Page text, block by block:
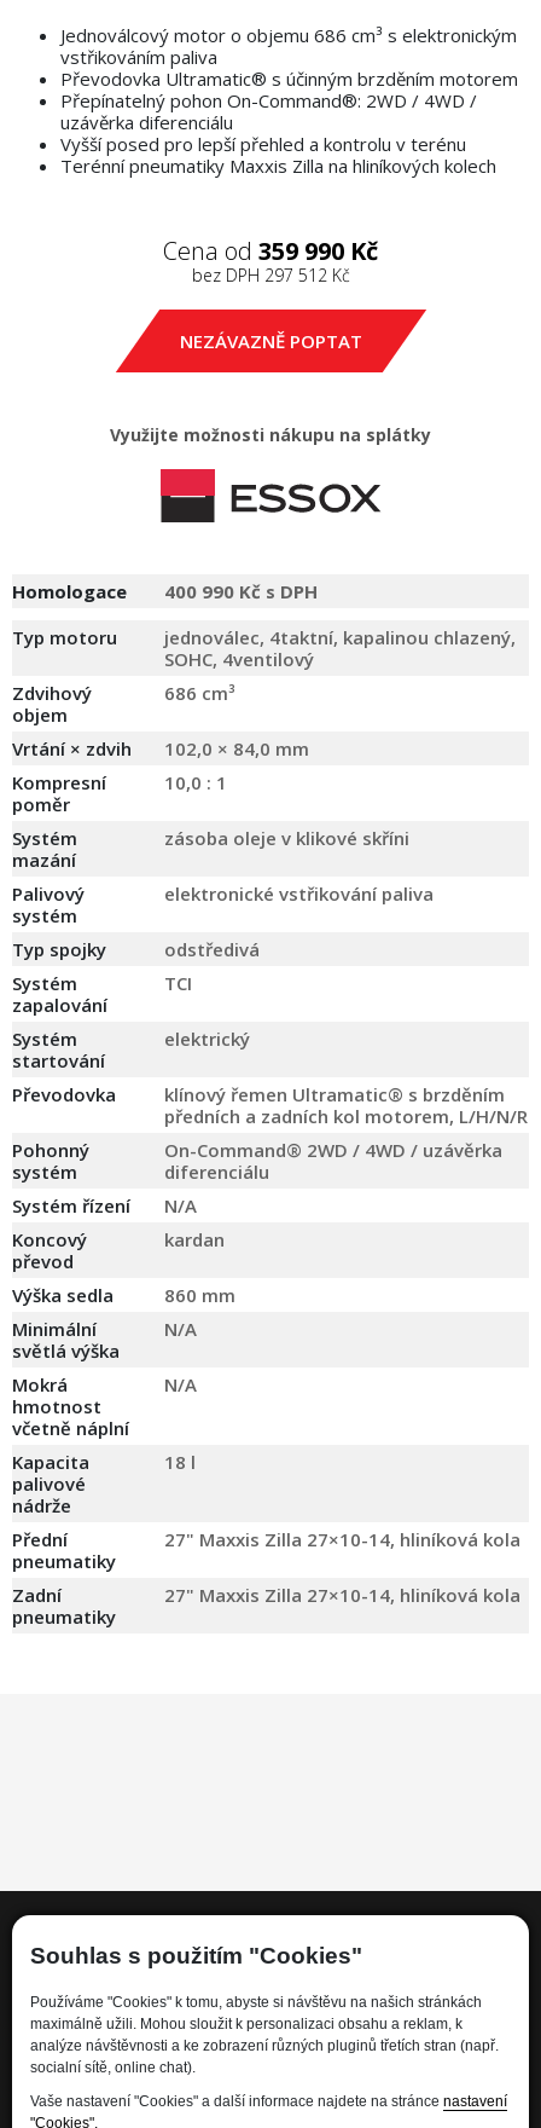
Souhlas s použitím "Cookies"
Používáme "Cookies" k tomu, abyste si návštěvu na našich stránkách
maximálně užili. Mohou sloužit k personalizaci obsahu a reklam, k
analýze návštěvnosti a ke zobrazení různých pluginů třetích stran (např.
socialní sítě, online chat).
Vaše nastavení "Cookies" a další informace najdete na stránce nastavení
"Cookies".
Jednoválcový motor o objemu 686 cm³ s elektronickým
vstřikováním paliva
Převodovka Ultramatic® s účinným brzděním motorem
Přepínatelný pohon On-Command®: 2WD / 4WD /
uzávěrka diferenciálu
Vyšší posed pro lepší přehled a kontrolu v terénu
Terénní pneumatiky Maxxis Zilla na hliníkových kolech
Cena od 359 990 Kč
bez DPH 297 512 Kč
NEZÁVAZNĚ POPTAT
Využijte možnosti nákupu na splátky
Homologace
400 990 Kč s DPH
Typ motoru
jednoválec, 4taktní, kapalinou chlazený,
SOHC, 4ventilový
Zdvihový
objem
686 cm³
Vrtání × zdvih
102,0 × 84,0 mm
Kompresní
poměr
10,0 : 1
Systém
mazání
zásoba oleje v klikové skříni
Palivový
systém
elektronické vstřikování paliva
Typ spojky
odstředivá
Systém
zapalování
TCI
Systém
startování
elektrický
Převodovka
klínový řemen Ultramatic® s brzděním
předních a zadních kol motorem, L/H/N/R
Pohonný
systém
On-Command® 2WD / 4WD / uzávěrka
diferenciálu
Systém řízení
N/A
Koncový
převod
kardan
Výška sedla
860 mm
Minimální
světlá výška
N/A
Mokrá
hmotnost
včetně náplní
N/A
Kapacita
palivové
nádrže
18 l
Přední
pneumatiky
27" Maxxis Zilla 27×10-14, hliníková kola
Zadní
pneumatiky
27" Maxxis Zilla 27×10-14, hliníková kola
Kdo jsme
Financování
Kariéra